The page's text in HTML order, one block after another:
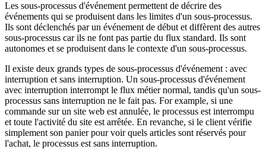
Les sous-processus d'événement permettent de décrire des
événements qui se produisent dans les limites d'un sous-processus.
Ils sont déclenchés par un événement de début et diffèrent des autres
sous-processus car ils ne font pas partie du flux standard. Ils sont
autonomes et se produisent dans le contexte d'un sous-processus.
Il existe deux grands types de sous-processus d'événement : avec
interruption et sans interruption. Un sous-processus d'événement
avec interruption interrompt le flux métier normal, tandis qu'un sous-
processus sans interruption ne le fait pas. For example, si une
commande sur un site web est annulée, le processus est interrompu
et toute l'activité du site est arrêtée. En revanche, si le client vérifie
simplement son panier pour voir quels articles sont réservés pour
l'achat, le processus est sans interruption.